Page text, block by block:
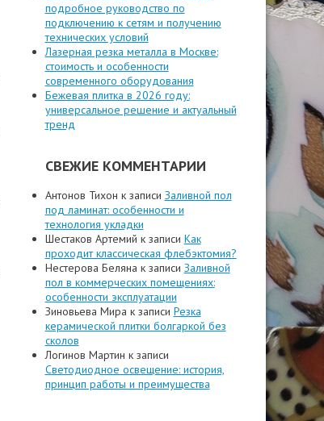
подробное руководство по
подключению к сетям и получению
технических условий
Лазерная резка металла в Москве:
стоимость и особенности
современного оборудования
Бежевая плитка в 2026 году:
универсальное решение и актуальный
тренд
СВЕЖИЕ КОММЕНТАРИИ
Антонов Тихон к записи Заливной пол
под ламинат: особенности и
технология укладки
Шестаков Артемий к записи Как
проходит классическая флебэктомия?
Нестерова Беляна к записи Заливной
пол в коммерческих помещениях:
особенности эксплуатации
Зиновьева Мира к записи Резка
керамической плитки болгаркой без
сколов
Логинов Мартин к записи
Светодиодное освещение: история,
принцип работы и преимущества